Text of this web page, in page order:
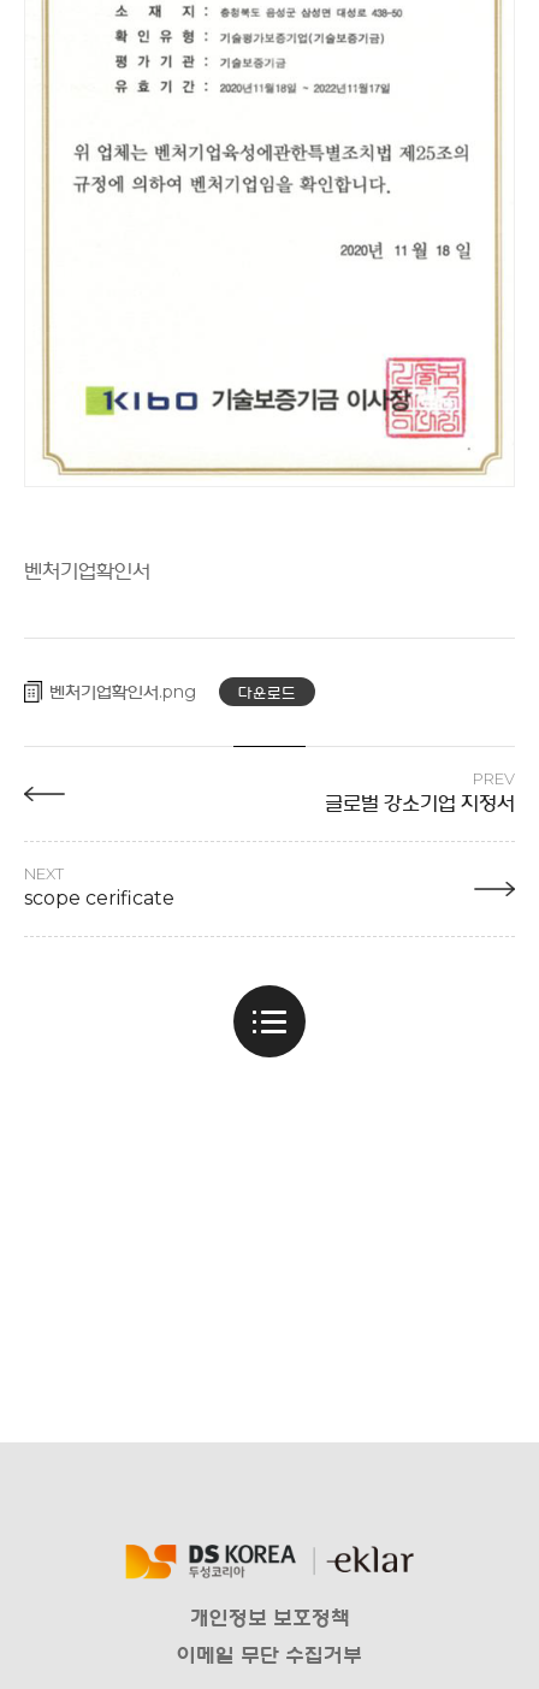
벤처기업확인서
벤처기업확인서 다운로드
PREV
글로벌 강소기업 지정서
NEXT
scope cerificate
개인정보 보호정책
이메일 무단 수집거부